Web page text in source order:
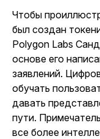
Чтобы
был создан
Polygon Labs
основе его
заявлений.
обучать
давать
пути.
все более